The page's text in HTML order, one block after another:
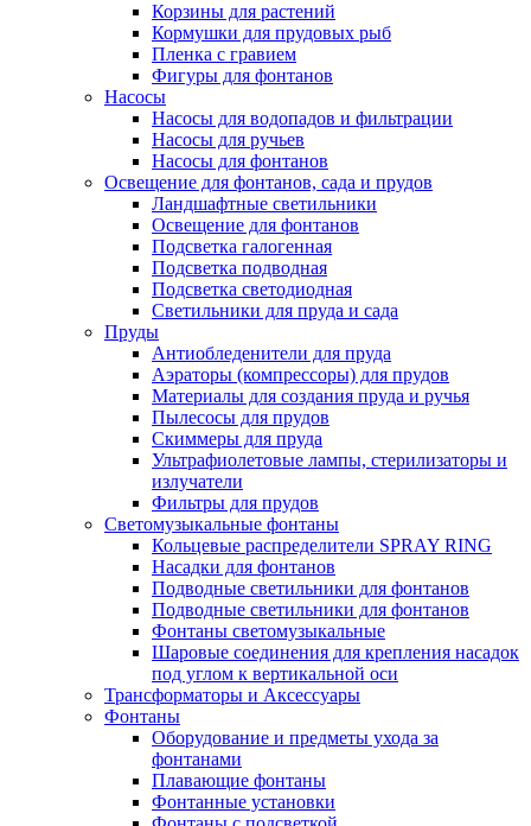
Корзины для растений
Кормушки для прудовых рыб
Пленка с гравием
Фигуры для фонтанов
Насосы
Насосы для водопадов и фильтрации
Насосы для ручьев
Насосы для фонтанов
Освещение для фонтанов, сада и прудов
Ландшафтные светильники
Освещение для фонтанов
Подсветка галогенная
Подсветка подводная
Подсветка светодиодная
Светильники для пруда и сада
Пруды
Антиобледенители для пруда
Аэраторы (компрессоры) для прудов
Материалы для создания пруда и ручья
Пылесосы для прудов
Скиммеры для пруда
Ультрафиолетовые лампы, стерилизаторы и
излучатели
Фильтры для прудов
Светомузыкальные фонтаны
Кольцевые распределители SPRAY RING
Насадки для фонтанов
Подводные светильники для фонтанов
Подводные светильники для фонтанов
Фонтаны светомузыкальные
Шаровые соединения для крепления насадок
под углом к вертикальной оси
Трансформаторы и Аксессуары
Фонтаны
Оборудование и предметы ухода за
фонтанами
Плавающие фонтаны
Фонтанные установки